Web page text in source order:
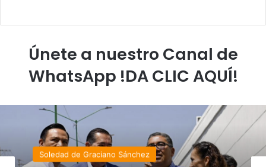
Únete a nuestro Canal de
WhatsApp !DA CLIC AQUÍ!
Soledad de Graciano Sánchez